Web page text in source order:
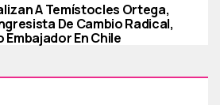
A Temístocles Ortega,
De Cambio Radical,
Embajador En Chile